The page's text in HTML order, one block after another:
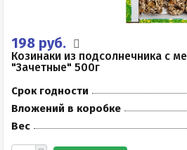
198 руб.
Козинаки из подсолнечника с
"Зачетные" 500г
Срок годности
Вложений в коробке
Вес